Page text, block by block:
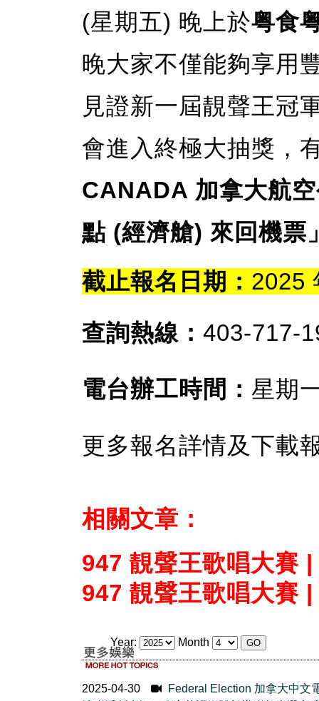
(星期五) 晚上於粤食
晚大家不僅能夠享用
見證新一屆靚聲王冠
會進入終極大抽獎，
CANADA 加拿大航
點 (經濟艙) 來回機票
截止報名日期： 2025
查詢熱線： 403-717-
電台辦工時間： 星期
更多報名詳情及下載
相關文章：
947 靚聲王歌唱大賽
947 靚聲王歌唱大賽
Year: Month
2025-04-30
Federal Election 加拿大中文